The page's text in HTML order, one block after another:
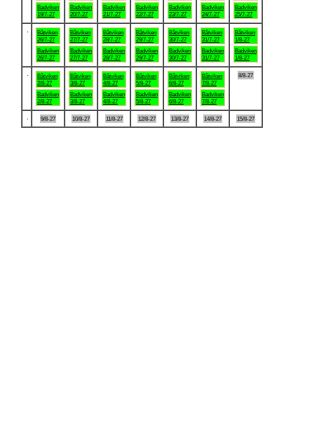
Badviken
19/7-27
Badviken
20/7-27
Badviken
21/7-27
Badviken
22/7-27
Badviken
23/7-27
Badviken
24/7-27
Badviken
25/7-27
Båtviken
26/7-27
Badviken
26/7-27
Båtviken
27/7-27
Badviken
27/7-27
Båtviken
28/7-27
Badviken
28/7-27
Båtviken
29/7-27
Badviken
29/7-27
Båtviken
30/7-27
Badviken
30/7-27
Båtviken
31/7-27
Badviken
31/7-27
Båtviken
1/8-27
Badviken
1/8-27
Båtviken
2/8-27
Badviken
2/8-27
Båtviken
3/8-27
Badviken
3/8-27
Båtviken
4/8-27
Badviken
4/8-27
Båtviken
5/8-27
Badviken
5/8-27
Båtviken
6/8-27
Badviken
6/8-27
Båtviken
7/8-27
Badviken
7/8-27
8/8-27
9/8-27 10/8-27 11/8-27 12/8-27 13/8-27 14/8-27 15/8-27